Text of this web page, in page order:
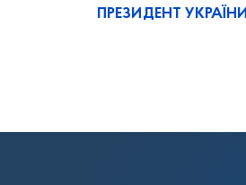
ПРЕЗИДЕНТ УКРАЇНИ